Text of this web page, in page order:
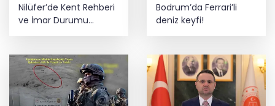
Nilüfer’de Kent Rehberi
ve İmar Durumu
Bodrum’da Ferrari’li
deniz keyfi!